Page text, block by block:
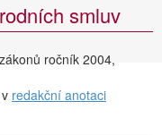
smluv
ročník 2004,
redakční anotaci